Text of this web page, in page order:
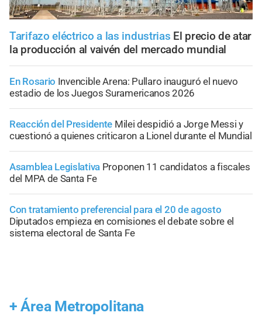
Tarifazo eléctrico a las industrias El precio de atar
la producción al vaivén del mercado mundial
En Rosario Invencible Arena: Pullaro inauguró el nuevo
estadio de los Juegos Suramericanos 2026
Reacción del Presidente Milei despidió a Jorge Messi y
cuestionó a quienes criticaron a Lionel durante el Mundial
Asamblea Legislativa Proponen 11 candidatos a fiscales
del MPA de Santa Fe
Con tratamiento preferencial para el 20 de agosto
Diputados empieza en comisiones el debate sobre el
sistema electoral de Santa Fe
+ Área Metropolitana